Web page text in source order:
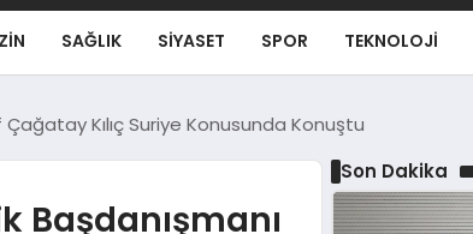
SAĞLIK SIYASET SPOR TEKNOLOJI
Kılıç Suriye Konusunda Konuştu
Başdanışmanı
Son Dakika